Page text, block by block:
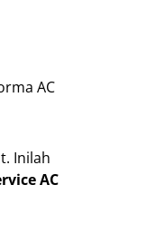
AC
Inilah
AC